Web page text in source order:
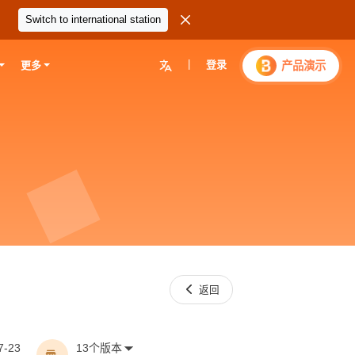
Switch to international station 
更多  登录 产品演示
 返回
23 13个版本 